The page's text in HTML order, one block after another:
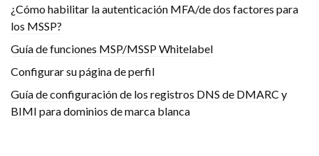
¿Cómo habilitar la autenticación MFA/de dos factores para
los MSSP?
Guía de funciones MSP/MSSP Whitelabel
Configurar su página de perfil
Guía de configuración de los registros DNS de DMARC y
BIMI para dominios de marca blanca